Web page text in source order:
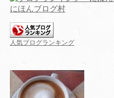
にほんブログ村
人気ブログランキング